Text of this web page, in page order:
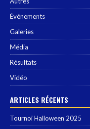
Événements
Galeries
Média
Résultats
Vidéo
ARTICLES RÉCENTS
Tournoi Halloween 2025